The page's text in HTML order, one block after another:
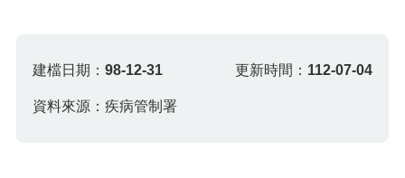
建檔日期：98-12-31 更新時間： 112-07-04
資料來源：疾病管制署